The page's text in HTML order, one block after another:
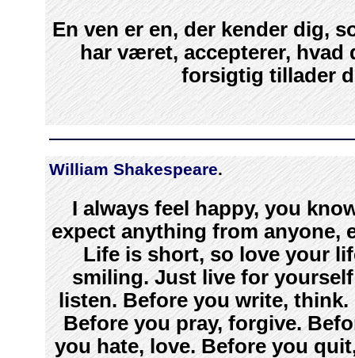
En ven er en, der kender dig,
har været, accepterer, hvad
forsigtig tillader
William Shakespeare.
I always feel happy, you
expect anything from anyone,
Life is short, so love your
smiling. Just live for
listen. Before you write,
Before you pray, forgive.
you hate, love. Before you